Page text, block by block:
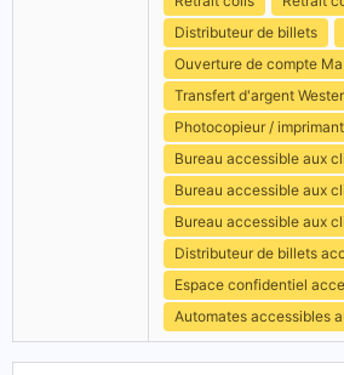
Distributeur de billets
Ouverture de compte
Transfert d'argent
Photocopieur /
Bureau accessible aux
Bureau accessible aux
Bureau accessible aux
Distributeur de billets
Espace confidentiel
Automates accessibles